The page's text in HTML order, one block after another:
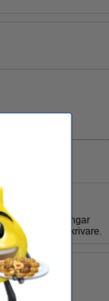
design och ritningar
bläckstråleskrivare.
12 ark
täckpapper
060862